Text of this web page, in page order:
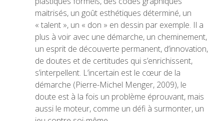
maitrisés, un goût esthétiques déterminé, un
« talent », un « don » en dessin par exemple. Il a
plus à voir avec une démarche, un cheminement,
un esprit de découverte permanent, d’innovation,
de doutes et de certitudes qui s’enrichissent,
s’interpellent. L’incertain est le cœur de la
démarche (Pierre-Michel Menger, 2009), le
doute est à la fois un problème éprouvant, mais
aussi le moteur, comme un défi à surmonter, un